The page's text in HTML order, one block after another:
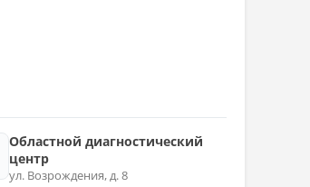
Областной диагностический
центр
ул. Возрождения, д. 8